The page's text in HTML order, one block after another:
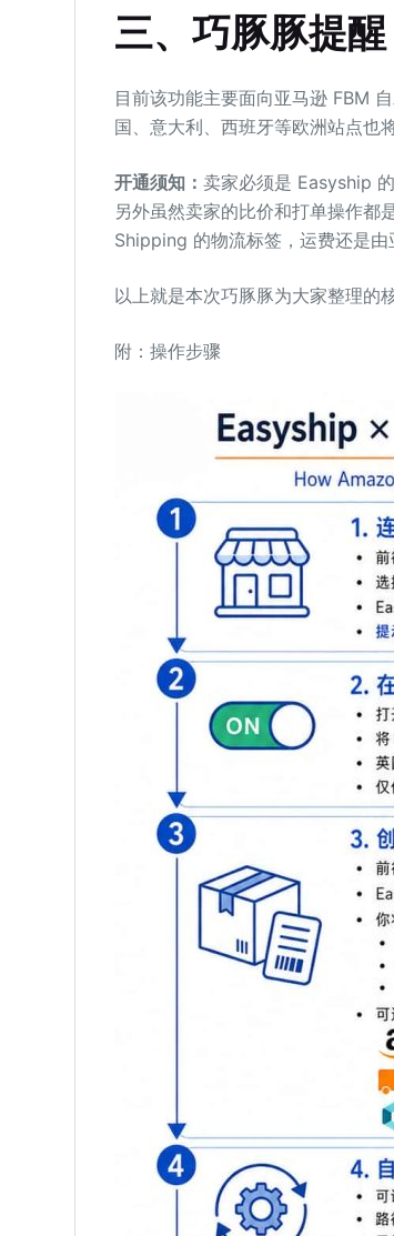
三、 巧豚豚提醒
目前该功能主要面向亚马逊 FBM
国、意大利、西班牙等欧洲站点也
开通须知： 卖家必须是 Easyship
另外虽然卖家的比价和打单操作
Shipping 的物流标签，运费还是由
以上就是本次巧豚豚为大家整理的
附：操作步骤